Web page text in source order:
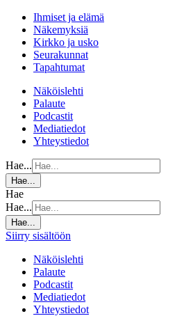
Ihmiset ja elämä
Näkemyksiä
Kirkko ja usko
Seurakunnat
Tapahtumat
Näköislehti
Palaute
Podcastit
Mediatiedot
Yhteystiedot
Hae...
Hae...
Hae
Hae...
Hae...
Siirry sisältöön
Näköislehti
Palaute
Podcastit
Mediatiedot
Yhteystiedot